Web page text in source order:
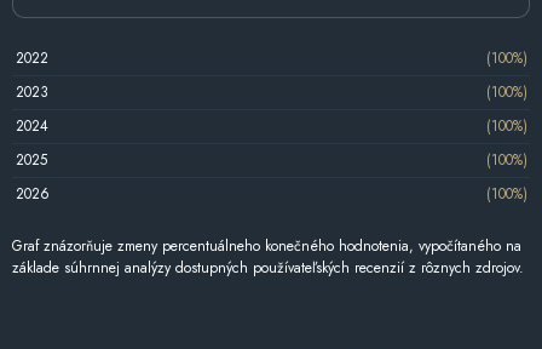
2022
(100%)
2023
(100%)
2024
(100%)
2025
(100%)
2026
(100%)
Graf znázorňuje zmeny percentuálneho konečného hodnotenia, vypočítaného na
základe súhrnnej analýzy dostupných používateľských recenzií z rôznych zdrojov.